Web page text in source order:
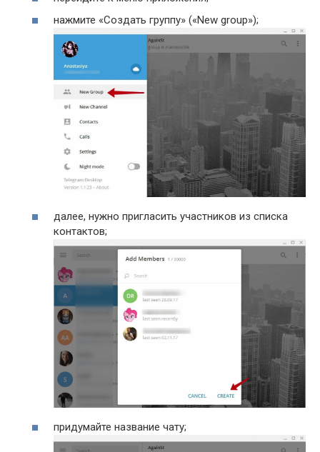
нажмите «Создать группу» («New group»);
далее, нужно пригласить участников из списка
контактов;
придумайте название чату;